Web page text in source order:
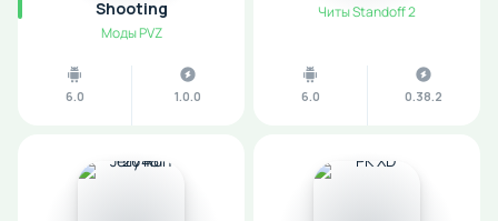
Shooting
Моды PVZ
6.0 1.0.0
Читы Standoff 2
6.0 0.38.2